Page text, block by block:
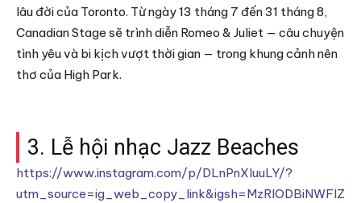
lâu đời của Toronto. Từ ngày 13 tháng 7 đến 31 tháng 8,
Canadian Stage sẽ trình diễn Romeo & Juliet — câu chuyện
tình yêu và bi kịch vượt thời gian — trong khung cảnh nên
thơ của High Park.
3. Lễ hội nhạc Jazz Beaches
https://www.instagram.com/p/DLnPnXluuLY/?
utm_source=ig_web_copy_link&igsh=MzRlODBiNWFlZ